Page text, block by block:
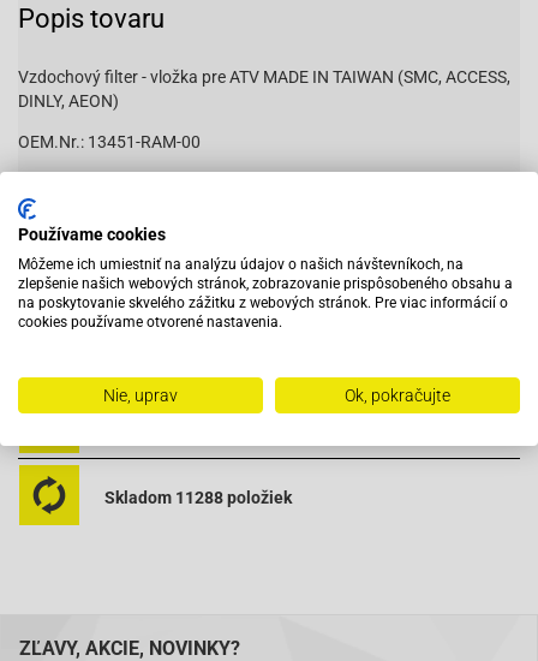
Popis tovaru
Vzdochový filter - vložka pre ATV MADE IN TAIWAN (SMC, ACCESS,
DINLY, AEON)
OEM.Nr.: 13451-RAM-00
Vybavený servis s odborným vyškoleným personálom
Skladom 11288 položiek
ZĽAVY, AKCIE, NOVINKY?
Používame cookies
Môžeme ich umiestniť na analýzu údajov o našich návštevníkoch, na
zlepšenie našich webových stránok, zobrazovanie prispôsobeného obsahu a
na poskytovanie skvelého zážitku z webových stránok. Pre viac informácií o
cookies používame otvorené nastavenia.
Nie, uprav Ok, pokračujte